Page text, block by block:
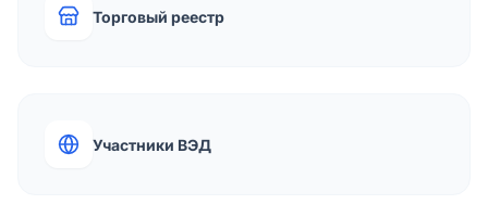
Торговый реестр
Участники ВЭД